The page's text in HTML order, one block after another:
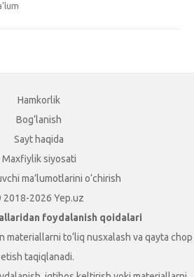
Hamkorlik
Bog‘lanish
Sayt haqida
Maxfiylik siyosati
ma’lumotlarini o‘chirish
2018-2026 Yep.uz
foydalanish qoidalari
materiallarni to‘liq nusxalash va qayta chop
etish taqiqlanadi.